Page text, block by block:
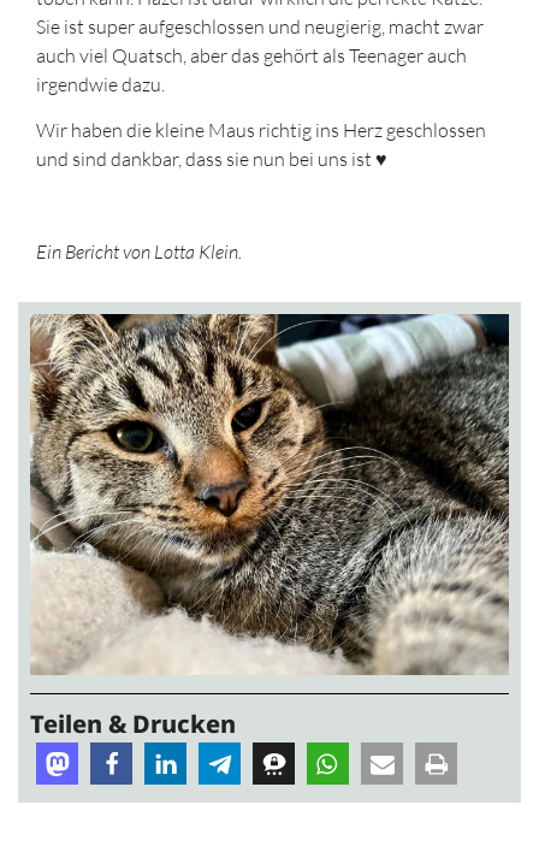
Sie ist super aufgeschlossen und neugierig, macht zwar
auch viel Quatsch, aber das gehört als Teenager auch
irgendwie dazu.
Wir haben die kleine Maus richtig ins Herz geschlossen
und sind dankbar, dass sie nun bei uns ist ♥️
Ein Bericht von Lotta Klein.
Teilen & Drucken